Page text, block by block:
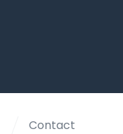
Contact